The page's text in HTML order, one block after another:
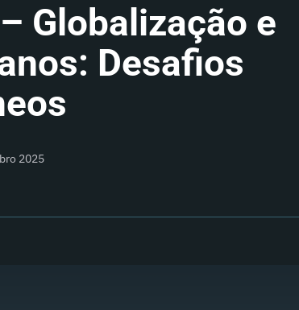
Globalização e
Desafios
2025